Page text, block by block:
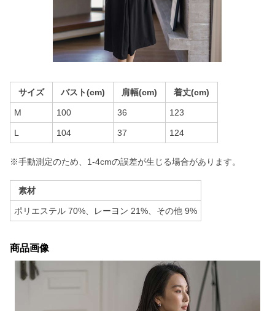
サイズ バスト(cm) 肩幅(cm) 着丈(cm)
M 100 36 123
L 104 37 124
※手動測定のため、1-4cmの誤差が生じる場合があります。
素材
ポリエステル 70%、レーヨン 21%、その他 9%
商品画像